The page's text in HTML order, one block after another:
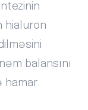
hialuron
balansını
hamar